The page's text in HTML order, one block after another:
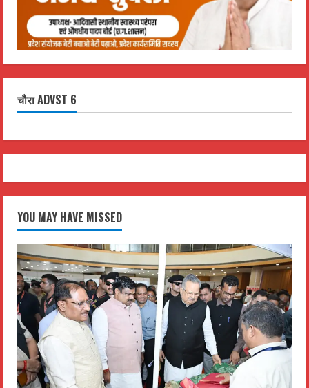
चौरा ADVST 6
YOU MAY HAVE MISSED